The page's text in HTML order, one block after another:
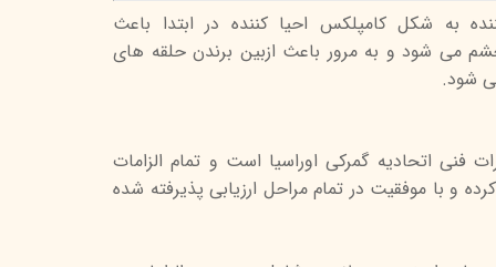
به شکل کامپلکس احیا کننده در ابتدا باعث
می شود و به مرور باعث ازبین برندن حلقه های
شود.
فنی اتحادیه گمرکی اوراسیا است و تمام الزامات
و با موفقیت در تمام مراحل ارزیابی پذیرفته شده